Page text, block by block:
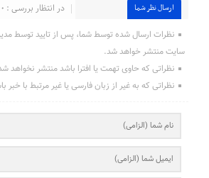
ارسال نظر شما
در انتظار بررسی : 0
نظرات ارسال شده توسط شما، پس از تایید توسط
سایت منتشر خواهد شد.
نظراتی که حاوی تهمت یا افترا باشد منتشر نخواهد
نظراتی که به غیر از زبان فارسی یا غیر مرتبط با